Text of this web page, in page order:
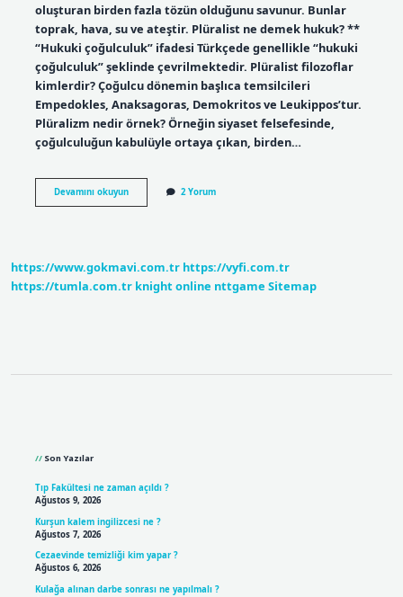
oluşturan birden fazla tözün olduğunu savunur. Bunlar
toprak, hava, su ve ateştir. Plüralist ne demek hukuk? **
“Hukuki çoğulculuk” ifadesi Türkçede genellikle “hukuki
çoğulculuk” şeklinde çevrilmektedir. Plüralist filozoflar
kimlerdir? Çoğulcu dönemin başlıca temsilcileri
Empedokles, Anaksagoras, Demokritos ve Leukippos’tur.
Plüralizm nedir örnek? Örneğin siyaset felsefesinde,
çoğulculuğun kabulüyle ortaya çıkan, birden…
Devamını okuyunPlüralist
Dönem
2 Yorum
https://www.gokmavi.com.tr https://vyfi.com.tr
https://tumla.com.tr knight online nttgame Sitemap
Son Yazılar
Tıp Fakültesi ne zaman açıldı ?
Ağustos 9, 2026
Kurşun kalem ingilizcesi ne ?
Ağustos 7, 2026
Cezaevinde temizliği kim yapar ?
Ağustos 6, 2026
Kulağa alınan darbe sonrası ne yapılmalı ?